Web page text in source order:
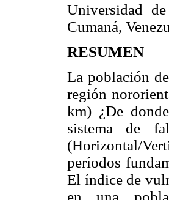
Universidad
Cumaná,
RESUMEN
La población
región
km) ¿De
sistema de
(Horizontal/
períodos
El índice de
en una